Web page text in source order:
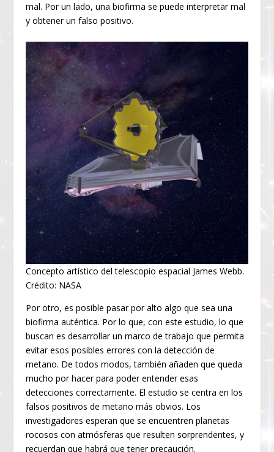
mal. Por un lado, una biofirma se puede interpretar mal
y obtener un falso positivo.
Concepto artístico del telescopio espacial James Webb.
Crédito: NASA
Por otro, es posible pasar por alto algo que sea una
biofirma auténtica. Por lo que, con este estudio, lo que
buscan es desarrollar un marco de trabajo que permita
evitar esos posibles errores con la detección de
metano. De todos modos, también añaden que queda
mucho por hacer para poder entender esas
detecciones correctamente. El estudio se centra en los
falsos positivos de metano más obvios. Los
investigadores esperan que se encuentren planetas
rocosos con atmósferas que resulten sorprendentes, y
recuerdan que habrá que tener precaución.